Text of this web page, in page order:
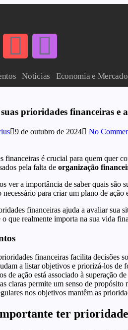
Notícias Economia e Mercado
prioridades financeiras e
9 de outubro de 2024 No
financeiras é crucial para quem quer
pela falta de organização
ver a importância de saber quais são
necessário para criar um plano de ação
financeiras ajuda a avaliar sua
o que realmente importa na sua vida
financeiras facilita decisões
a listar objetivos e priorizá-los de
de ação está associado à superação
claras permite um senso de propósito
nos objetivos mantêm as
ter